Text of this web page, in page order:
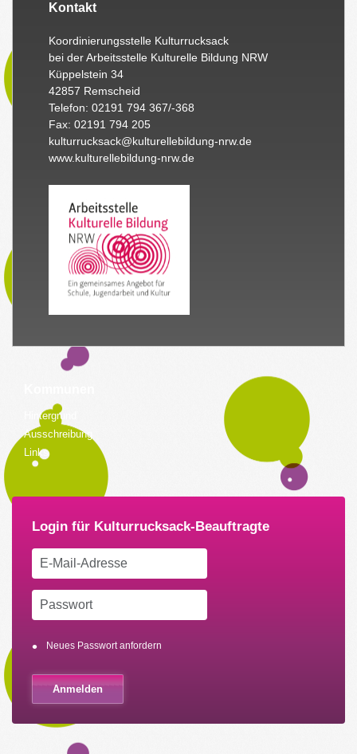
Kontakt
Koordinierungsstelle Kulturrucksack
bei der Arbeitsstelle Kulturelle Bildung NRW
Küppelstein 34
42857 Remscheid
Telefon: 02191 794 367/-368
Fax: 02191 794 205
kulturrucksack@kulturellebildung-nrw.de
www.kulturellebildung-nrw.de
Hintergrund
Ausschreibung
Links
Neues Passwort anfordern